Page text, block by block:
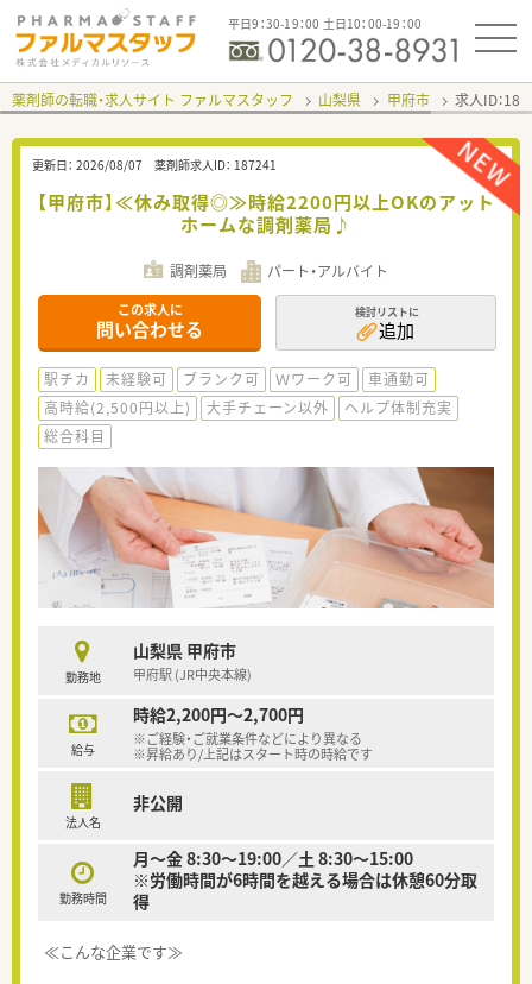
平日9：30-19：00 土日10：00-19：00
薬剤師の転職・求人サイト ファルマスタッフ 山梨県 甲府市 求人ID：
更新日： 2026/08/07 薬剤師求人ID： 187241
【甲府市】≪休み取得◎≫時給2200円以上OKのアット
ホームな調剤薬局♪
調剤薬局 パート・アルバイト
この求人に
問い合わせる
検討リストに
追加
駅チカ 未経験可 ブランク可 Ｗワーク可
車通勤可
高時給(2,500円以上)
大手チェーン以外
ヘルプ体制充実
総合科目
勤務地
山梨県 甲府市
甲府駅 (JR中央本線)
給与
時給2,200円～2,700円
※ご経験・ご就業条件などにより異なる
※昇給あり/上記はスタート時の時給です
法人名
非公開
勤務時間
月～金 8:30～19:00／土 8:30～15:00
※労働時間が6時間を越える場合は休憩60分取
得
≪こんな企業です≫